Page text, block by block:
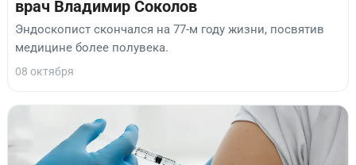
врач Владимир Соколов
Эндоскопист скончался на 77-м году жизни, посвятив
медицине более полувека.
08 октября